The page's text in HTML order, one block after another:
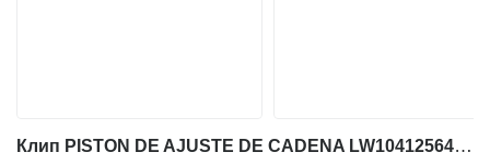
Клип PISTON DE AJUSTE DE CADENA LW10412564 за булдожер John Deere 1050C